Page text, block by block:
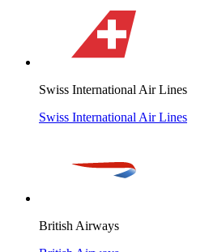
Swiss International Air Lines
Swiss International Air Lines
British Airways